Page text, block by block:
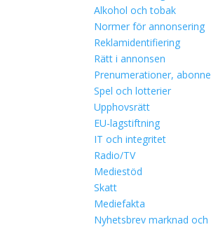
Alkohol och tobak
Normer för annonsering
Reklamidentifiering
Rätt i annonsen
Prenumerationer,
Spel och lotterier
Upphovsrätt
EU-lagstiftning
IT och integritet
Radio/TV
Mediestöd
Skatt
Mediefakta
Nyhetsbrev marknad och